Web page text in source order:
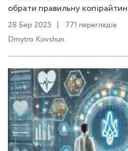
обрати правильну
28 Бер 2025
771 переглядів
Dmytro Kovshun